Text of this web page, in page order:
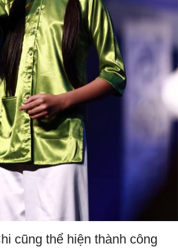
cũng thể hiện thành công